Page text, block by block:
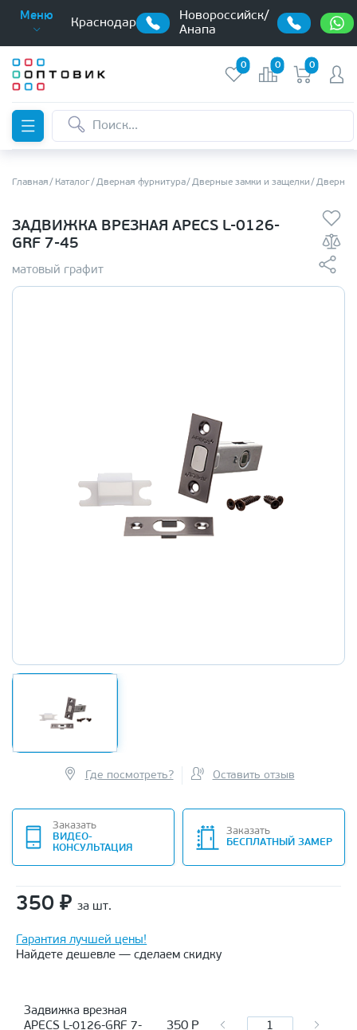
Меню
Краснодар
Новороссийск/
Анапа
0 0 0
Главная Каталог Дверная фурнитура Дверные замки и защелки
ЗАДВИЖКА ВРЕЗНАЯ APECS L-0126-
GRF 7-45
матовый графит
Где посмотреть? Оставить отзыв
Заказать
ВИДЕО-
КОНСУЛЬТАЦИЯ
Заказать
БЕСПЛАТНЫЙ ЗАМЕР
350 ₽ за шт.
Гарантия лучшей цены!
Найдете дешевле — сделаем скидку
Задвижка врезная
APECS L-0126-GRF 7-
350 Р